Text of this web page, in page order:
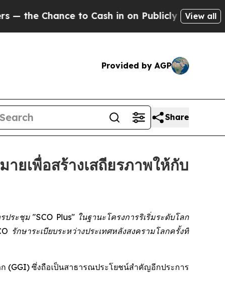
to Cash in on Publicly Owned oilFive
View all
Provided by AGP
Share
ยเพื่อสร้างเสถียรภาพให้กับ
ระชุม "SCO Plus" ในฐานะโครงการริเริ่มระดับโลก
รักษาระเบียบระหว่างประเทศหลังสงครามโลกครั้งที่
ก (GGI) ซึ่งถือเป็นสาธารณประโยชน์สำคัญอีกประการ